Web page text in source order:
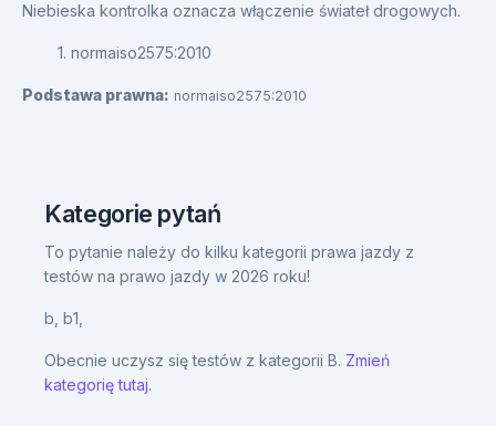
Niebieska kontrolka oznacza włączenie świateł drogowych.
1. normaiso2575:2010
Podstawa prawna: normaiso2575:2010
Kategorie pytań
To pytanie należy do kilku kategorii prawa jazdy z
testów na prawo jazdy w 2026 roku!
b, b1,
Obecnie uczysz się testów z kategorii B. Zmień
kategorię tutaj.